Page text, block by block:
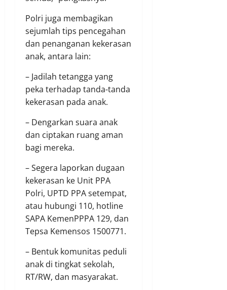
Polri juga membagikan
sejumlah tips pencegahan
dan penanganan kekerasan
anak, antara lain:
– Jadilah tetangga yang
peka terhadap tanda-tanda
kekerasan pada anak.
– Dengarkan suara anak
dan ciptakan ruang aman
bagi mereka.
– Segera laporkan dugaan
kekerasan ke Unit PPA
Polri, UPTD PPA setempat,
atau hubungi 110, hotline
SAPA KemenPPPA 129, dan
Tepsa Kemensos 1500771.
– Bentuk komunitas peduli
anak di tingkat sekolah,
RT/RW, dan masyarakat.